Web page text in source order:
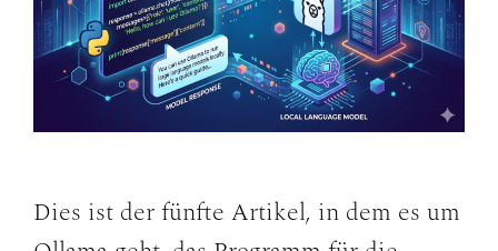
Dies ist der fünfte Artikel, in dem es um